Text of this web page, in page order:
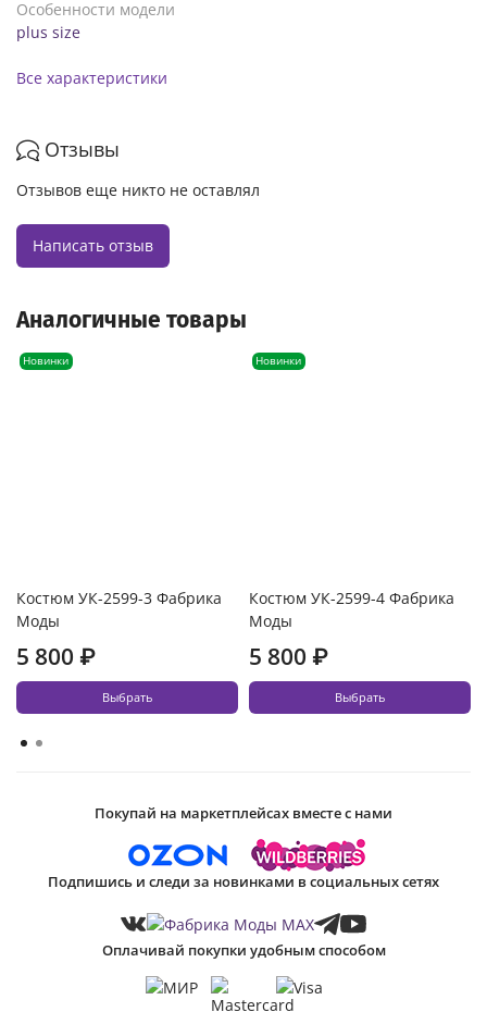
Особенности модели
plus size
Все характеристики
Отзывы
Отзывов еще никто не оставлял
Написать отзыв
Аналогичные товары
Новинки
Костюм УК-2599-3 Фабрика
Моды
5 800 ₽
Выбрать
Новинки
Костюм УК-2599-4 Фабрика
Моды
5 800 ₽
Выбрать
Покупай на маркетплейсах вместе с нами
Подпишись и следи за новинками в социальных сетях
Оплачивай покупки удобным способом